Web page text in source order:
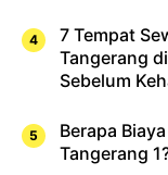
7 Tempat
Tangerang
Sebelum
Berapa
Tangerang